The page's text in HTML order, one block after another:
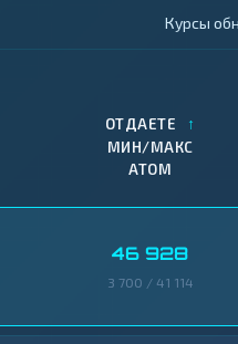
Курсы
ОТДАЕТЕ ↑
МИН/МАКС
ATOM
46 928
3 700 / 41 114